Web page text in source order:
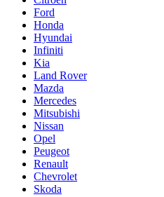
Ford
Honda
Hyundai
Infiniti
Kia
Land Rover
Mazda
Mercedes
Mitsubishi
Nissan
Opel
Peugeot
Renault
Chevrolet
Skoda